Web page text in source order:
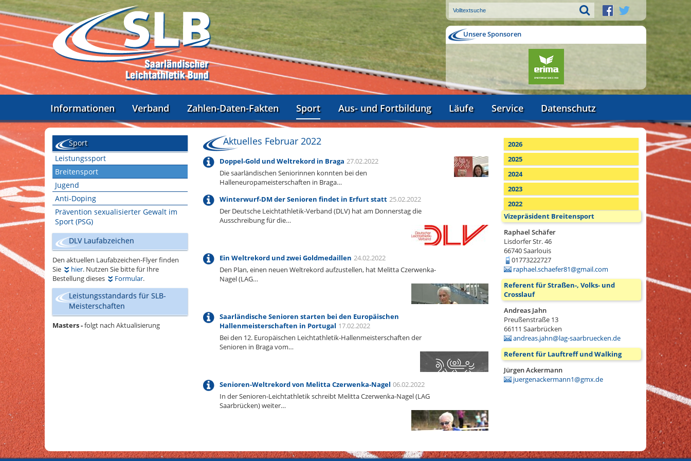
Unsere Sponsoren
Informationen Verband Zahlen-Daten-Fakten Sport Aus- und Fortbildung Läufe Service Datenschutz
Sport
Leistungssport
Breitensport
Jugend
Anti-Doping
Prävention sexualisierter Gewalt im
Sport (PSG)
DLV Laufabzeichen
Den aktuellen Laufabzeichen-Flyer finden
Sie
hier. Nutzen Sie bitte für Ihre
Bestellung dieses
Formular.
Leistungsstandards für SLB-
Meisterschaften
Masters -folgt nach Aktualisierung
Aktuelles Februar 2022
Doppel-Gold und Weltrekord in Braga 27.02.2022
Die saarländischen Seniorinnen konnten bei den
Halleneuropameisterschaften in Braga…
Winterwurf-DM der Senioren findet in Erfurt statt 25.02.2022
Der Deutsche Leichtathletik-Verband (DLV) hat am Donnerstag die
Ausschreibung für die…
Ein Weltrekord und zwei Goldmedaillen 24.02.2022
Den Plan, einen neuen Weltrekord aufzustellen, hat Melitta Czerwenka-
Nagel (LAG…
Saarländische Senioren starten bei den Europäischen
Hallenmeisterschaften in Portugal 17.02.2022
Bei den 12. Europäischen Leichtathletik-Hallenmeisterschaften der
Senioren in Braga vom…
Senioren-Weltrekord von Melitta Czerwenka-Nagel 06.02.2022
In der Senioren-Leichtathletik schreibt Melitta Czerwenka-Nagel (LAG
Saarbrücken) weiter…
2026
2025
2024
2023
2022
Vizepräsident Breitensport
Raphael Schäfer
Lisdorfer Str. 46
66740Saarlouis
01773222727
raphael.schaefer81@gmail.com
Referent für Straßen-, Volks- und
Crosslauf
Andreas Jahn
Preußenstraße 13
66111 Saarbrücken
andreas.jahn@lag-saarbruecken.de
Referent für Lauftreff und Walking
Jürgen Ackermann
juergenackermann1@gmx.de